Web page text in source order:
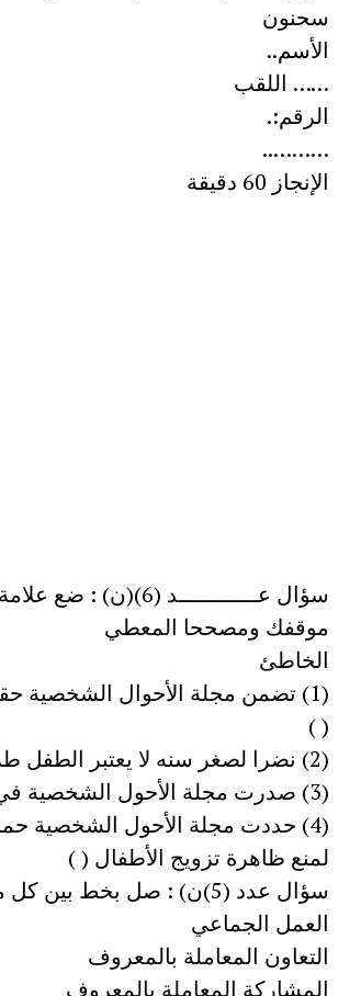
سحنون
الأسم..
…… اللقب
الرقم:.
………..
الإنجاز 60 دقيقة
سؤال عــــــــــــد
موقفك ومصححا المعطي
الخاطئ
(1) تضمن مجلة الأحوال الشخصية
( )
(2) نضرا لصغر سنه لا يعتبر الطفل طرفا مشاركا داخل الأسرة
(3) صدرت مجلة الأحول الشخصية في 9 نوفمبر 1995
(4) حددت مجلة الأحول الشخصية
لمنع ظاهرة تزويج الأطفال ( )
سؤال عدد (5)ن) : صل بخط بين كل معطى و الإفادة التي تناسبه:
العمل الجماعي
التعاون المعاملة بالمعروف
المشاركة المعاملة بالمعروف